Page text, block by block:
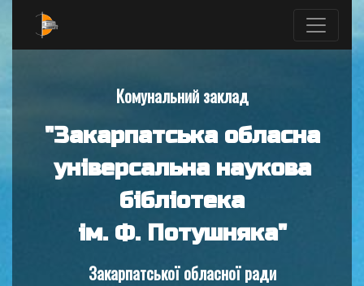
Комунальний заклад
"Закарпатська обласна
універсальна наукова
бібліотека
ім. Ф. Потушняка"
Закарпатської обласної ради